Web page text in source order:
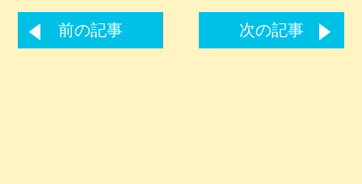
前の記事 次の記事